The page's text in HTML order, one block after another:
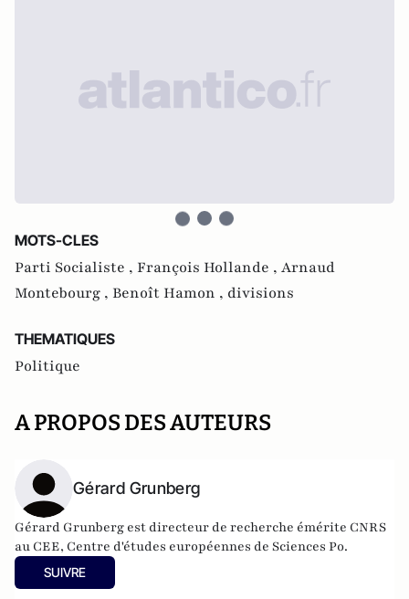
MOTS-CLES
Parti Socialiste , François Hollande , Arnaud
Montebourg , Benoît Hamon , divisions
THEMATIQUES
Politique
A PROPOS DES AUTEURS
Gérard Grunberg
Gérard Grunberg est directeur de recherche émérite CNRS
au CEE, Centre d'études européennes de Sciences Po.
SUIVRE